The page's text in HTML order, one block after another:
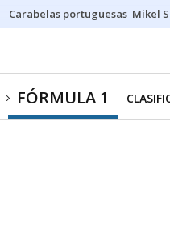
Carabelas portuguesas Mikel
FÓRMULA 1